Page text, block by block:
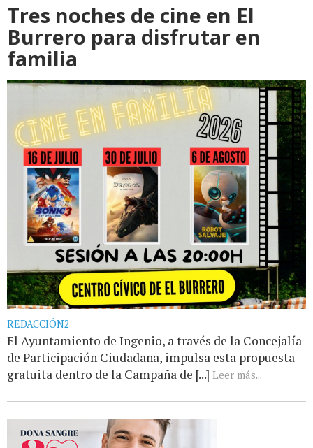
Tres noches de cine en El
Burrero para disfrutar en
familia
REDACCIÓN2
El Ayuntamiento de Ingenio, a través de la Concejalía
de Participación Ciudadana, impulsa esta propuesta
gratuita dentro de la Campaña de [...] Leer más...